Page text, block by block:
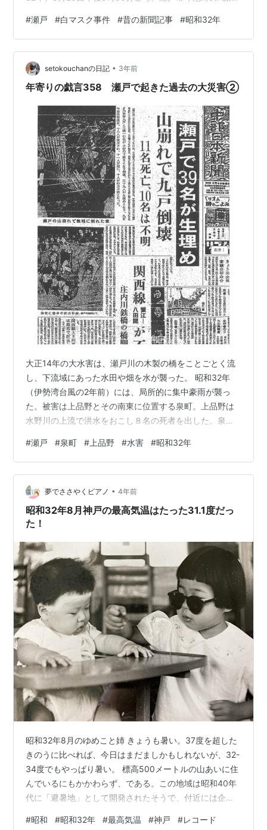
円を奪って逃走したのを始め、1958年（昭和33年）10
月2日までの約1年半の間に、8件の同一犯人の仕業と思わ
れる強盗傷人事件が発生した。 瀬戸だけの事件なのか、
どんな事件なのか調べてみた。もともと瀬戸の人間でな
いので、過去の新聞記事を探した。瀬戸の図書館で見つ
#瀬戸 #白マスク事件 #昔の新聞記事 #昭和32年
setokouchanの日記 • 3年前
年寄りの戯言358 瀬戸で起きた過去の大災害②
大正14年の大水害は、瀬戸川の木製の橋をことごとく流
し、下流域にあった水田や畑を水が襲った。 昭和32年
（伊勢湾台風の2年前）には、局所的に集中豪雨が襲っ
た。被害は上品野とその南東に位置する泉町。上品野は
水野川の上流で洪水をおこし８名の死者を出した。泉町
衛隊まで出動して２３名の人が救出された。しかし２２
名もの命が失われた。その中には３人の小学校の児童が
含まれていた。 上品野の水野川の氾濫で川筋が一気に変
わってしまった。その時の被害者のために、川岸には
「南無阿弥陀仏」の文字が彫られた高さ３０㎝ほどの石
が置かれていた。 忘れてはいけない瀬戸の災害だ…
#瀬戸 #泉町 # 上品野 #水害 #昭和32年
夢でささやくピアノ • 4年前
昭和32年8月神戸の最高気温はたった31.1度だっ
た！
昭和32年8月のゆめこと姉 きょうも暑い。37度を超した
きのうに比べれば、今日はまだましかもしれないが、32-
34度でもやっぱり暑い。 標高500メートルの山あいに住
んでいるにもかかわらず、である。この地域は昭和40年
代に「避暑地」として開発されたそうで、付近には企業
ば、「避暑地」の看板を降ろさなければならないだろ
#昭和 #昭和32年 #最高気温 #神戸 #レコード